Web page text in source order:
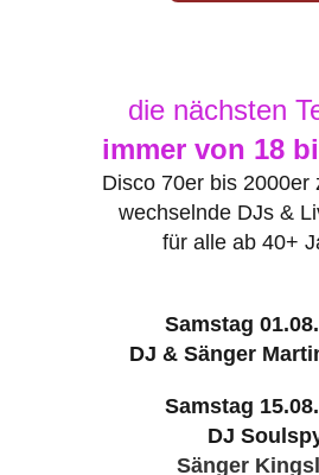
die nächsten
immer von 18
Disco 70er bis 2000er
wechselnde DJs &
für alle ab 40+
Samstag
DJ & Sänger
Samstag
DJ
Sänger